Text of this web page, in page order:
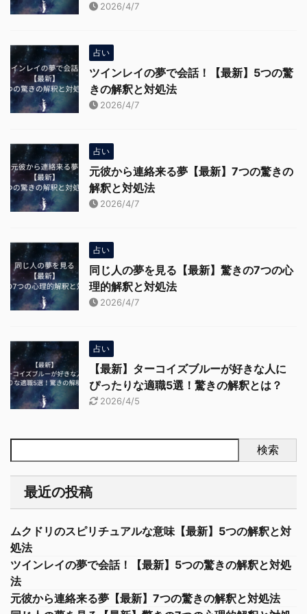
2026/4/7
占い
ツインレイの夢で会話！【最新】5つの驚
きの解釈と対処法
2026/4/7
占い
元彼から連絡来る夢【最新】7つの驚きの
解釈と対処法
2026/4/7
占い
同じ人の夢を見る【最新】驚きの7つの心
理的解釈と対処法
2026/4/7
占い
【最新】ターコイズブルーが好きな人に
ぴったりな適職5選！驚きの解釈とは？
2026/4/5
検索
最近の投稿
ムクドリのスピリチュアルな意味【最新】5つの解釈と対
処法
ツインレイの夢で会話！【最新】5つの驚きの解釈と対処
法
元彼から連絡来る夢【最新】7つの驚きの解釈と対処法